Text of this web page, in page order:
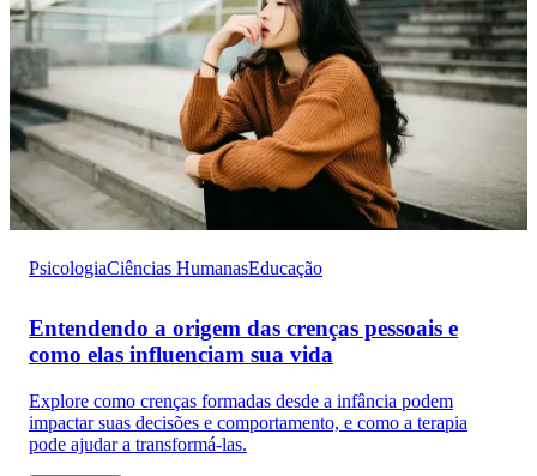
PsicologiaCiências HumanasEducação
Entendendo a origem das crenças pessoais e
como elas influenciam sua vida
Explore como crenças formadas desde a infância podem
impactar suas decisões e comportamento, e como a terapia
pode ajudar a transformá-las.